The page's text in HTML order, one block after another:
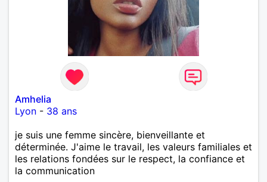
Amhelia
Lyon - 38 ans
je suis une femme sincère, bienveillante et
déterminée. J'aime le travail, les valeurs familiales et
les relations fondées sur le respect, la confiance et
la communication